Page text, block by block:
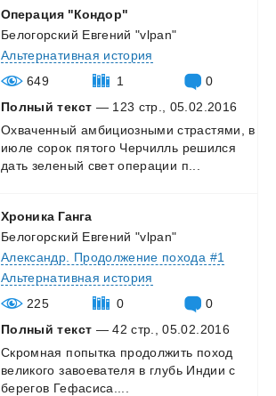
Операция "Кондор"
Белогорский Евгений "vlpan"
Альтернативная история
649
1
0
Полный текст — 123 стр., 05.02.2016
Охваченный амбициозными страстями,
в
июле сорок пятого Черчилль решился
дать зеленый свет операции п...
Хроника Ганга
Белогорский Евгений "vlpan"
Александр. Продолжение похода #1
Альтернативная история
225
0
0
Полный текст — 42 стр., 05.02.2016
Скромная попытка продолжить поход
великого завоевателя в глубь Индии с
берегов Гефасиса....